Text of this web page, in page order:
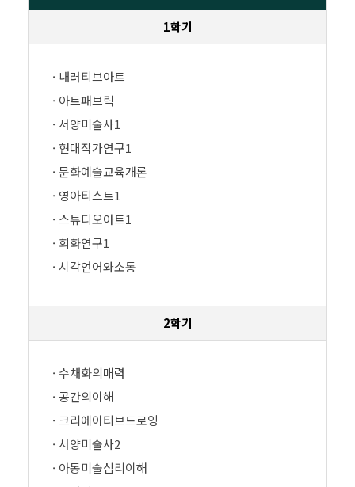
1학기
· 내러티브아트
· 아트패브릭
· 서양미술사1
· 현대작가연구1
· 문화예술교육개론
· 영아티스트1
· 스튜디오아트1
· 회화연구1
· 시각언어와소통
2학기
· 수채화의매력
· 공간의이해
· 크리에이티브드로잉
· 서양미술사2
· 아동미술심리이해